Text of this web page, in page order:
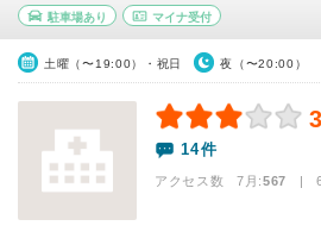
駐車場あり マイナ受付
土曜（〜19:00）・祝日 夜（〜20:00）
14件
アクセス数 7月:567 | 6